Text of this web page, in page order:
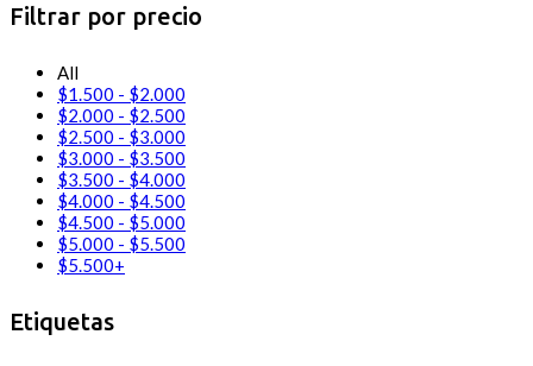
Filtrar por precio
All
$1.500 - $2.000
$2.000 - $2.500
$2.500 - $3.000
$3.000 - $3.500
$3.500 - $4.000
$4.000 - $4.500
$4.500 - $5.000
$5.000 - $5.500
$5.500+
Etiquetas